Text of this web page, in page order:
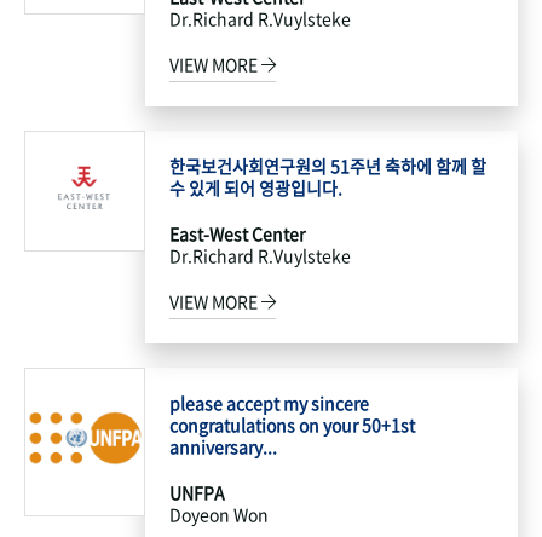
Dr.Richard R.Vuylsteke
VIEW MORE
한국보건사회연구원의 51주년 축하에 함께 할
수 있게 되어 영광입니다.
East-West Center
Dr.Richard R.Vuylsteke
VIEW MORE
please accept my sincere
congratulations on your 50+1st
anniversary...
UNFPA
Doyeon Won